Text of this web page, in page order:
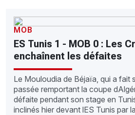
MOB
ES Tunis 1 - MOB 0 : Les
enchaînent les défaites
Le Mouloudia de Béjaïa, qui a fait
passée remportant la coupe
défaite pendant son stage en
inclinés hier devant lES Tunis par